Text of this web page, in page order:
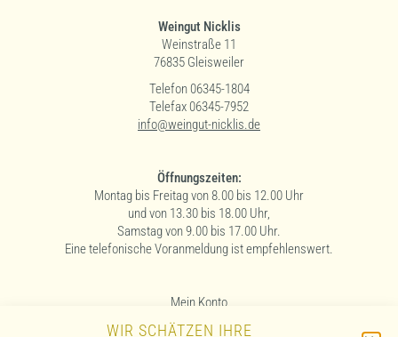
WIR SCHÄTZEN IHRE
Weingut Nicklis
Weinstraße 11
76835 Gleisweiler
Telefon 06345-1804
Telefax 06345-7952
info@weingut-nicklis.de
Öffnungszeiten:
Montag bis Freitag von 8.00 bis 12.00 Uhr
und von 13.30 bis 18.00 Uhr,
Samstag von 9.00 bis 17.00 Uhr.
Eine telefonische Voranmeldung ist empfehlenswert.
Mein Konto
Widerrufsbelehrung